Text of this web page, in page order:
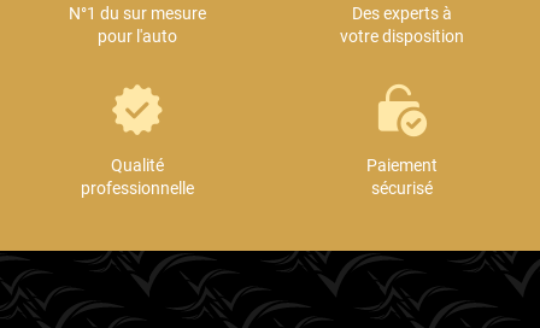
N°1 du sur mesure
pour l'auto
Des experts à
votre disposition
Qualité
professionnelle
Paiement
sécurisé